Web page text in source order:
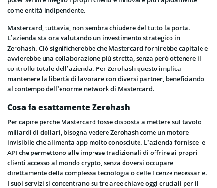
come entità indipendente.
Mastercard, tuttavia, non sembra chiudere del tutto la porta.
L’azienda sta ora valutando un investimento strategico in
Zerohash. Ciò significherebbe che Mastercard fornirebbe capitale e
avvierebbe una collaborazione più stretta, senza però ottenere il
controllo totale dell’azienda. Per Zerohash questo implica
mantenere la libertà di lavorare con diversi partner, beneficiando
al contempo dell’enorme network di Mastercard.
Cosa fa esattamente Zerohash
Per capire perché Mastercard fosse disposta a mettere sul tavolo
miliardi di dollari, bisogna vedere Zerohash come un motore
invisibile che alimenta app molto conosciute. L’azienda fornisce le
API che permettono alle imprese tradizionali di offrire ai propri
clienti accesso al mondo crypto, senza doversi occupare
direttamente della complessa tecnologia o delle licenze necessarie.
I suoi servizi si concentrano su tre aree chiave oggi cruciali per il